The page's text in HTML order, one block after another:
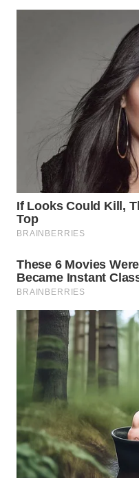
BOGOR
WN
DEPOK
WN
UTARA
SAMOSIR
PADANG
LAWAS
WN
SUMEDANG
WN